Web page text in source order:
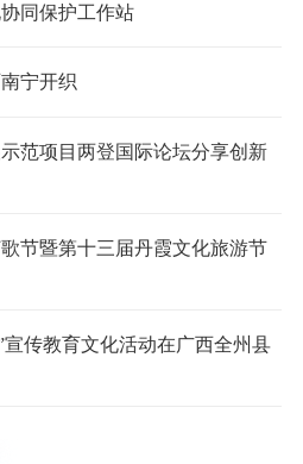
同保护工作站
宁开织
范项目两登国际论坛分享创新
节暨第十三届丹霞文化旅游节
宣传教育文化活动在广西全州县